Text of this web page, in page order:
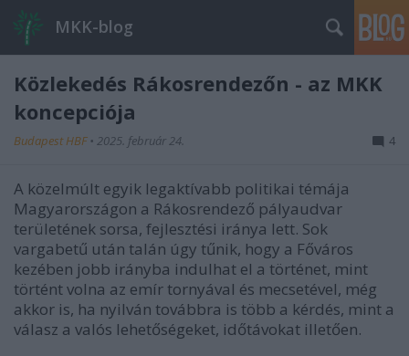
MKK-blog
Közlekedés Rákosrendezőn - az MKK
koncepciója
Budapest HBF • 2025. február 24. 4
A közelmúlt egyik legaktívabb politikai témája
Magyarországon a Rákosrendező pályaudvar
területének sorsa, fejlesztési iránya lett. Sok
vargabetű után talán úgy tűnik, hogy a Főváros
kezében jobb irányba indulhat el a történet, mint
történt volna az emír tornyával és mecsetével, még
akkor is, ha nyilván továbbra is több a kérdés, mint a
válasz a valós lehetőségeket, időtávokat illetően.